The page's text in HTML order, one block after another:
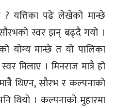
यत्तिका पढे लेखेको मान्छे
स्वर झन् बढ्दै गयो ।
योग्य मान्छे त यो पालिका
मिलाए । मिनराज मात्रै हो
थिएन, सौरभ र कल्पनाको
थियो । कल्पनाको मुहारमा